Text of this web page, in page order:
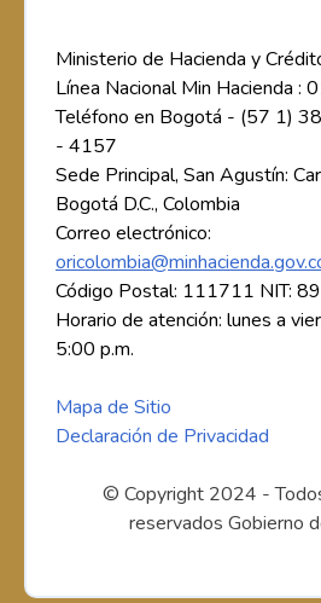
Ministerio de Hacienda y
Línea Nacional Min Hacienda
Teléfono en Bogotá - (57 1)
- 4157
Sede Principal, San Agustín:
Bogotá D.C., Colombia
Correo electrónico:
Código Postal: 111711 NIT:
Horario de atención: lunes a
5:00 p.m.
Mapa de Sitio
Declaración de Privacidad
© Copyright 2024 -
reservados Gobierno